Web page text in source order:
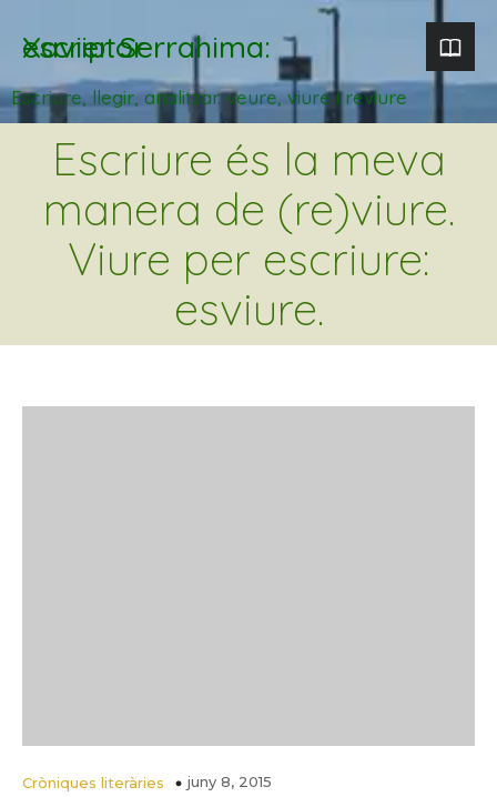
Xavier Serrahima: escriptor
Escriure, llegir, analitzar. veure, viure i reviure
Escriure és la meva
manera de (re)viure.
Viure per escriure:
esviure.
Cròniques literàries juny 8, 2015